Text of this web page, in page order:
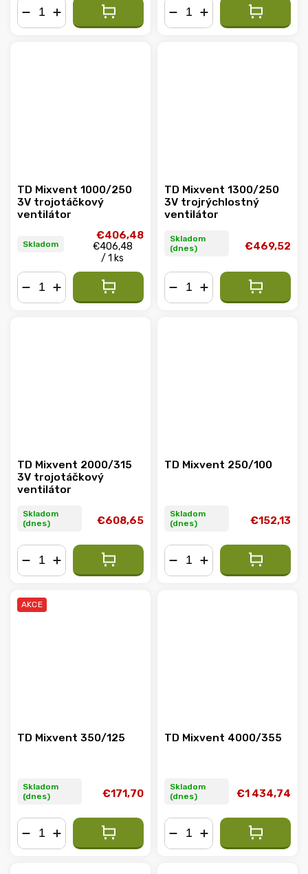
TD Mixvent 1000/250
3V trojotáčkový
ventilátor
Skladom
€406,48
€406,48
/ 1 ks
TD Mixvent 1300/250
3V trojrýchlostný
ventilátor
Skladom
(dnes)
€469,52
TD Mixvent 2000/315
3V trojotáčkový
ventilátor
Skladom
(dnes)
€608,65
TD Mixvent 250/100
Skladom
(dnes)
€152,13
AKCE
TD Mixvent 350/125
Skladom
(dnes)
€171,70
TD Mixvent 4000/355
Skladom
(dnes)
€1 434,74